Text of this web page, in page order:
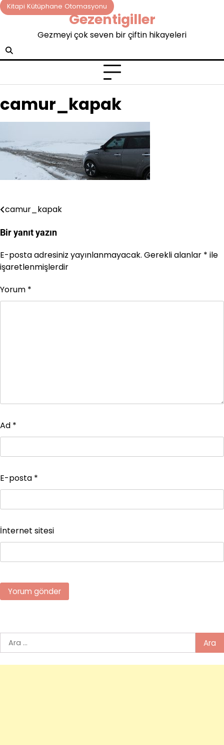
Skip
to
Kitapi Kütüphane Otomasyonu
Gezentigiller
Gezmeyi çok seven bir çiftin hikayeleri
camur_kapak
Yazı
gezinmesi
camur_kapak
Bir yanıt yazın
E-posta adresiniz yayınlanmayacak. Gerekli alanlar * ile
işaretlenmişlerdir
Yorum *
Ad *
E-posta *
İnternet sitesi
Arama: